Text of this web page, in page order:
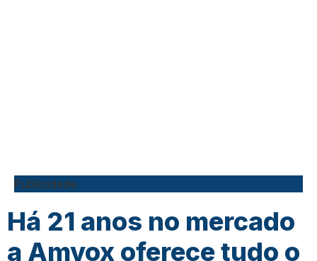
Publicidade
Há 21 anos no mercado
a Amvox oferece tudo o